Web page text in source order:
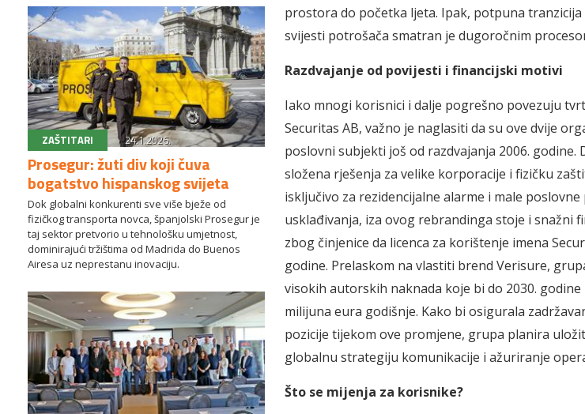
ZAŠTITARI 24.1.2026.
Prosegur: žuti div koji čuva
bogatstvo hispanskog svijeta
Dok globalni konkurenti sve više bježe od
fizičkog transporta novca, španjolski Prosegur je
taj sektor pretvorio u tehnološku umjetnost,
dominirajući tržištima od Madrida do Buenos
Airesa uz neprestanu inovaciju.
prostora do početka ljeta. Ipak, potpuna
svijesti potrošača smatran je dugoročnim
Razdvajanje od povijesti i financijski motivi
Iako mnogi korisnici i dalje pogrešno povezuju
Securitas AB, važno je naglasiti da su ove dvije
poslovni subjekti još od razdvajanja 2006. godine.
složena rješenja za velike korporacije i fizičku
isključivo za rezidencijalne alarme i male
usklađivanja, iza ovog rebrandinga stoje i snažni
zbog činjenice da licenca za korištenje imena
godine. Prelaskom na vlastiti brend Verisure,
visokih autorskih naknada koje bi do 2030.
milijuna eura godišnje. Kako bi osigurala
pozicije tijekom ove promjene, grupa planira
globalnu strategiju komunikacije i ažuriranje
Što se mijenja za korisnike?